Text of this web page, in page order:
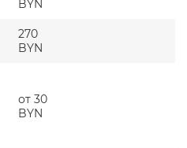
BYN
270
BYN
от 30
BYN